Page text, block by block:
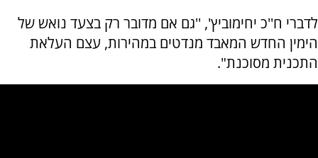
לדברי ח''כ יחימוביץ', ''גם אם מדובר רק בצעד נואש של
הימין החדש המאבד מנדטים במהירות, עצם העלאת
התכנית מסוכנת".